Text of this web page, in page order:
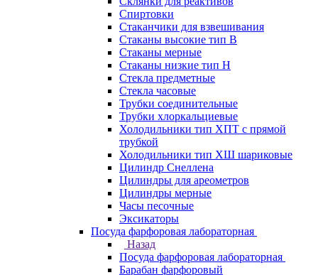
Спиртовки
Стаканчики для взвешивания
Стаканы высокие тип В
Стаканы мерные
Стаканы низкие тип Н
Стекла предметные
Стекла часовые
Трубки соединительные
Трубки хлоркальциевые
Холодильники тип ХПТ с прямой
трубкой
Холодильники тип ХШ шариковые
Цилиндр Снеллена
Цилиндры для ареометров
Цилиндры мерные
Часы песочные
Эксикаторы
Посуда фарфоровая лабораторная
Назад
Посуда фарфоровая лабораторная
Барабан фарфоровый